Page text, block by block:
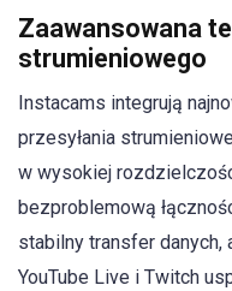
Zaawansowana
strumieniowego
Instacams integrują
przesyłania
w wysokiej
bezproblemową
stabilny transfer danych,
YouTube Live i Twitch